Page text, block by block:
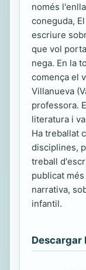
només
coneguda,
escriure
que vol
nega. En la
comença el
Villanueva
professora.
literatura i
Ha treballat
disciplines,
treball
publicat
narrativa,
infantil.
Descargar